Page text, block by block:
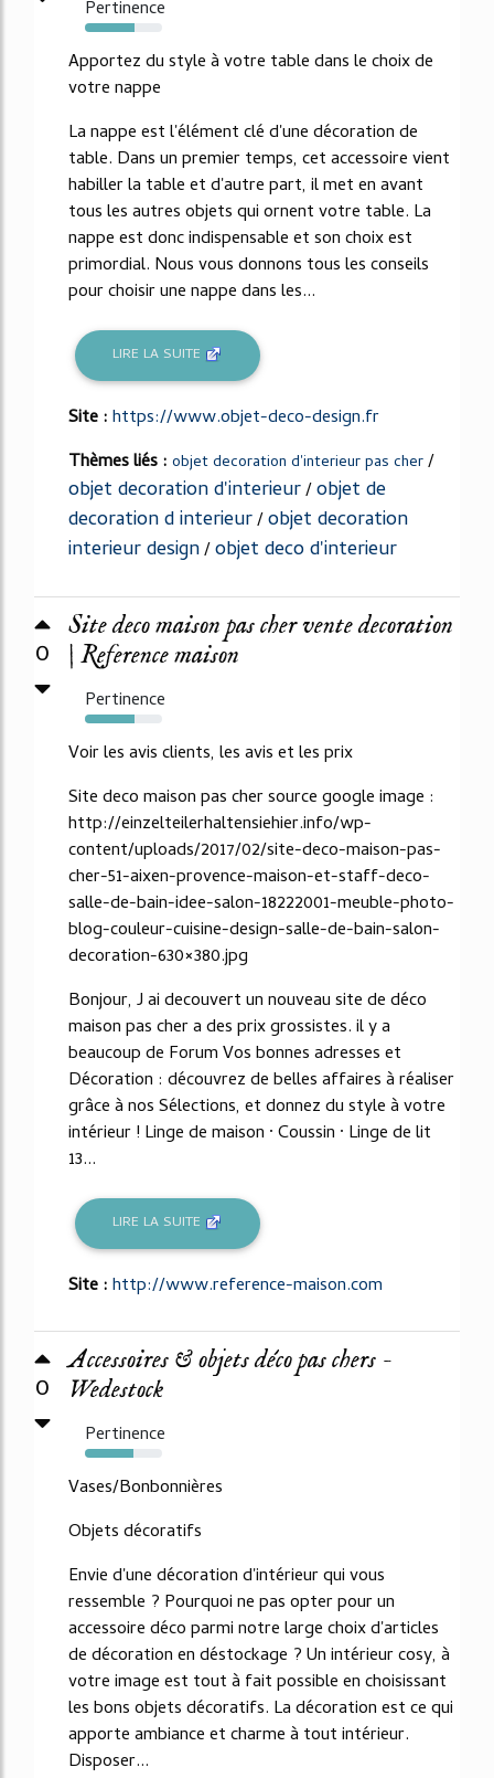
Pertinence
64%
Apportez du style à votre table dans le choix de
votre nappe
La nappe est l'élément clé d'une décoration de
table. Dans un premier temps, cet accessoire vient
habiller la table et d'autre part, il met en avant
tous les autres objets qui ornent votre table. La
nappe est donc indispensable et son choix est
primordial. Nous vous donnons tous les conseils
pour choisir une nappe dans les...
LIRE LA SUITE
Site :https://www.objet-deco-design.fr
Thèmes liés : objet decoration d'interieur pas cher/
objet decoration d'interieur/objet de
decoration d interieur/objet decoration
interieur design/objet deco d'interieur
0
Site deco maison pas cher vente decoration
| Reference maison
Pertinence
64%
Voir les avis clients, les avis et les prix
Site deco maison pas cher source google image :
http://einzelteilerhaltensiehier.info/wp-
content/uploads/2017/02/site-deco-maison-pas-
cher-51-aixen-provence-maison-et-staff-deco-
salle-de-bain-idee-salon-18222001-meuble-photo-
blog-couleur-cuisine-design-salle-de-bain-salon-
decoration-630×380.jpg
Bonjour, J ai decouvert un nouveau site de déco
maison pas cher a des prix grossistes. il y a
beaucoup de Forum Vos bonnes adresses et
Décoration : découvrez de belles affaires à réaliser
grâce à nos Sélections, et donnez du style à votre
intérieur ! Linge de maison · Coussin · Linge de lit
13...
LIRE LA SUITE
Site :http://www.reference-maison.com
0
Accessoires & objets déco pas chers -
Wedestock
Pertinence
63%
Vases/Bonbonnières
Objets décoratifs
Envie d'une décoration d'intérieur qui vous
ressemble ? Pourquoi ne pas opter pour un
accessoire déco parmi notre large choix d'articles
de décoration en déstockage ? Un intérieur cosy, à
votre image est tout à fait possible en choisissant
les bons objets décoratifs. La décoration est ce qui
apporte ambiance et charme à tout intérieur.
Disposer...